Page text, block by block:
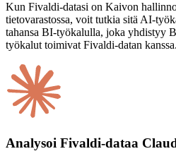
Kun Fivaldi-datasi on Kaivon
tietovarastossa, voit tutkia sitä AI-
tahansa BI-työkalulla, joka yhdistyy
työkalut toimivat Fivaldi-datan kanssa.
Analysoi Fivaldi-dataa